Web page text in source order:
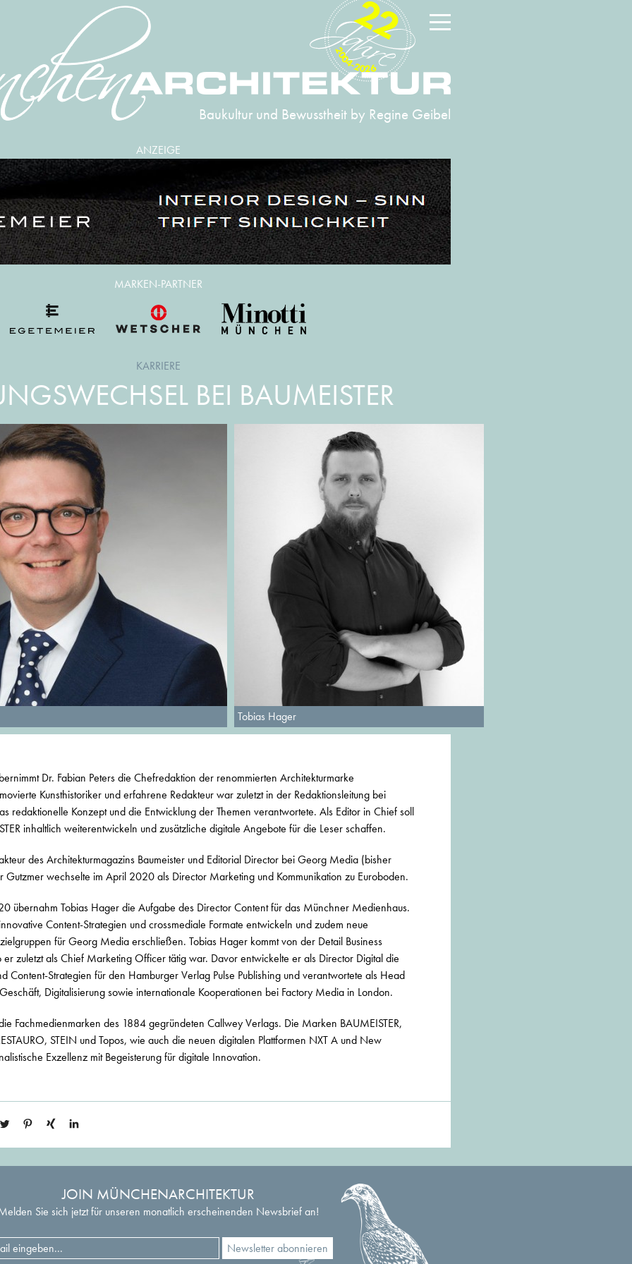
Baukultur und Bewusstheit by Regine Geibel
2004-2026
22
ANZEIGE
KARRIERE
BEI BAUMEISTER
Tobias Hager
Dr. Fabian Peters die Chefredaktion der renommierten Architekturmarke
Kunsthistoriker und erfahrene Redakteur war zuletzt in der Redaktionsleitung bei
redaktionelle Konzept und die Entwicklung der Themen verantwortete. Als Editor in Chief soll
inhaltlich weiterentwickeln und zusätzliche digitale Angebote für die Leser schaffen.
des Architekturmagazins Baumeister und Editorial Director bei Georg Media (bisher
wechselte im April 2020 als Director Marketing und Kommunikation zu Euroboden.
übernahm Tobias Hager die Aufgabe des Director Content für das Münchner Medienhaus.
Content-Strategien und crossmediale Formate entwickeln und zudem neue
für Georg Media erschließen. Tobias Hager kommt von der Detail Business
zuletzt als Chief Marketing Officer tätig war. Davor entwickelte er als Director Digital die
Content-Strategien für den Hamburger Verlag Pulse Publishing und verantwortete als Head
Digitalisierung sowie internationale Kooperationen bei Factory Media in London.
Fachmedienmarken des 1884 gegründeten Callwey Verlags. Die Marken BAUMEISTER,
STEIN und Topos, wie auch die neuen digitalen Plattformen NXT A und New
Exzellenz mit Begeisterung für digitale Innovation.
JOIN MÜNCHENARCHITEKTUR
Sie sich jetzt für unseren monatlich erscheinenden Newsbrief an!